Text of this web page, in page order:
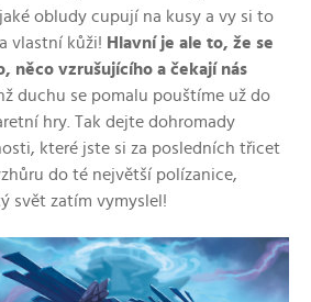
obludy cupují na kusy a vy si to
vlastní kůži! Hlavní je ale to, že se
něco vzrušujícího a čekají nás
duchu se pomalu pouštíme už do
hry. Tak dejte dohromady
které jste si za posledních třicet
do té největší polízanice,
svět zatím vymyslel!